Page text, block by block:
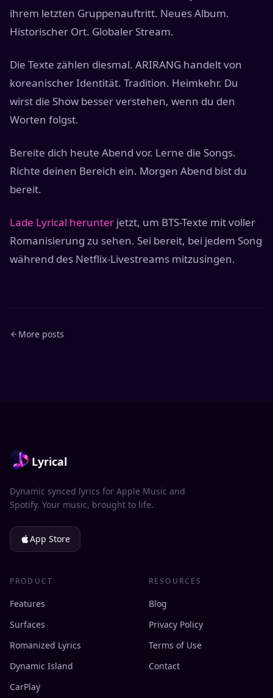
ihrem letzten Gruppenauftritt. Neues Album.
Historischer Ort. Globaler Stream.
Die Texte zählen diesmal. ARIRANG handelt von
koreanischer Identität. Tradition. Heimkehr. Du
wirst die Show besser verstehen, wenn du den
Worten folgst.
Bereite dich heute Abend vor. Lerne die Songs.
Richte deinen Bereich ein. Morgen Abend bist du
bereit.
Lade Lyrical herunter jetzt, um BTS-Texte mit voller
Romanisierung zu sehen. Sei bereit, bei jedem Song
während des Netflix-Livestreams mitzusingen.
More posts
Lyrical
Dynamic synced lyrics for Apple Music and
Spotify. Your music, brought to life.
App Store
PRODUCT
Features
Surfaces
Romanized Lyrics
Dynamic Island
CarPlay
RESOURCES
Blog
Privacy Policy
Terms of Use
Contact